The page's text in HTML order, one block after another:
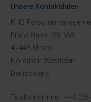
Unsere Kontaktdaten
KHB
Franz-Haniel-Str.16A
47443 Moers
Nordrhein-Westfalen
Deutschland
Telefonnummer: +49 (28